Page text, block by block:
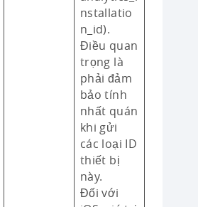
nstallatio
n_id).
Điều quan
trọng là
phải đảm
bảo tính
nhất quán
khi gửi
các loại ID
thiết bị
này.
Đối với